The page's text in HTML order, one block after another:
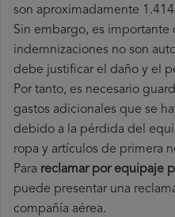
son aproximadamente
Sin embargo, es importante
indemnizaciones no son
debe justificar el daño y el
Por tanto, es necesario
gastos adicionales que se
debido a la pérdida del
ropa y artículos de primera
Para reclamar por equipaje
puede presentar una
compañía aérea.